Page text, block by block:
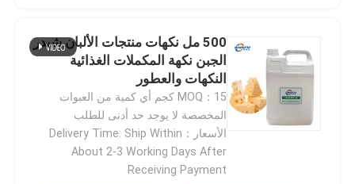
500 مل نكهات منتجات الألبان شيدر
الجبن نكهة المكملات الغذائية
النكهات والعطور
MOQ：15 كجم أي كمية من العبوات
المخصصة لا يوجد حد أدنى للطلب
الأسعار：Delivery Time: Ship Within
About 2-3 Working Days After
Receiving Payment